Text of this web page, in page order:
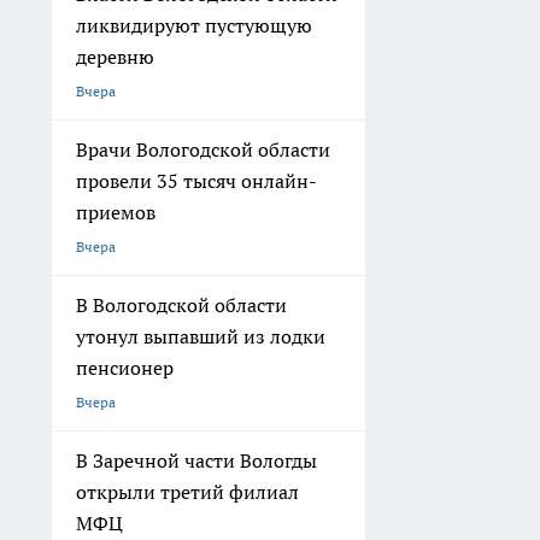
ликвидируют пустующую
деревню
Вчера
Врачи Вологодской области
провели 35 тысяч онлайн-
приемов
Вчера
В Вологодской области
утонул выпавший из лодки
пенсионер
Вчера
В Заречной части Вологды
открыли третий филиал
МФЦ